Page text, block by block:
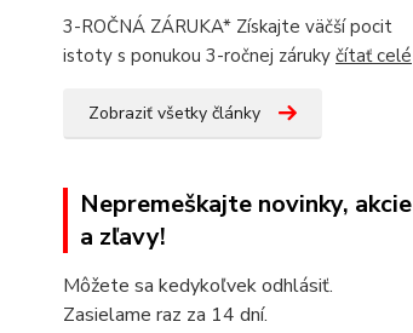
3-ROČNÁ ZÁRUKA* Získajte väčší pocit
istoty s ponukou 3-ročnej záruky čítať celé
Zobraziť všetky články
Nepremeškajte novinky, akcie
a zľavy!
Môžete sa kedykoľvek odhlásiť.
Zasielame raz za 14 dní.